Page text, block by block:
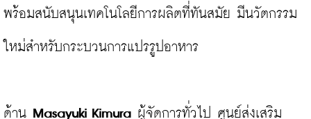
พร้อมสนับสนุนเทคโนโลยีการผลิตที่ทันสมัย มีนวัตกรรม
ใหม่สำหรับกระบวนการแปรรูปอาหาร
ด้าน Masayuki Kimura ผู้จัดการทั่วไป ศูนย์ส่งเสริม